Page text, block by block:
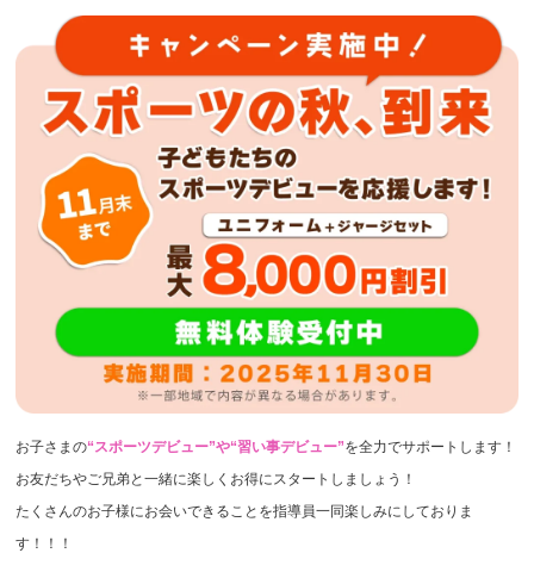
お子さまの“スポーツデビュー”や“習い事デビュー”を全力でサポートします！
お友だちやご兄弟と一緒に楽しくお得にスタートしましょう！
たくさんのお子様にお会いできることを指導員一同楽しみにしておりま
す！！！